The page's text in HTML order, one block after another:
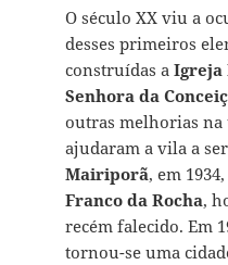
O século XX viu a
desses primeiros
construídas a Igreja
Senhora da
outras melhorias na
ajudaram a vila a
Mairiporã, em
Franco da Rocha,
recém falecido. Em
tornou-se uma